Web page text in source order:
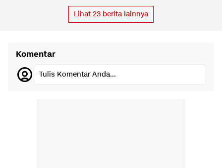
Lihat 23 berita lainnya
Komentar
Tulis Komentar Anda...